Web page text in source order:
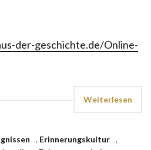
der-geschichte.de/Online-
Weiterlesen
, Erinnerungskultur ,